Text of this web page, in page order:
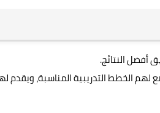
أفضل النتائج.
الخطط التدريبية المناسبة، ويقدم